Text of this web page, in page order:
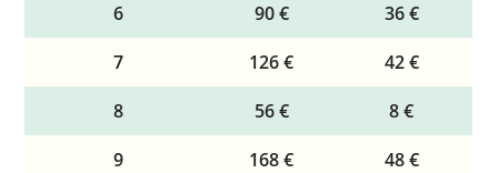
6
90 €
36 €
7
126 €
42 €
8
56 €
8 €
9
168 €
48 €